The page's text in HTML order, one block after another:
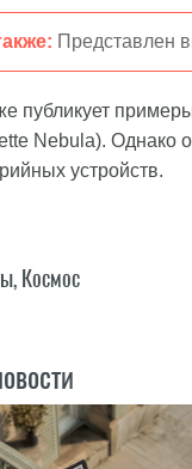
Представлен
публикует
Nebula). Однако
устройств.
, Космос